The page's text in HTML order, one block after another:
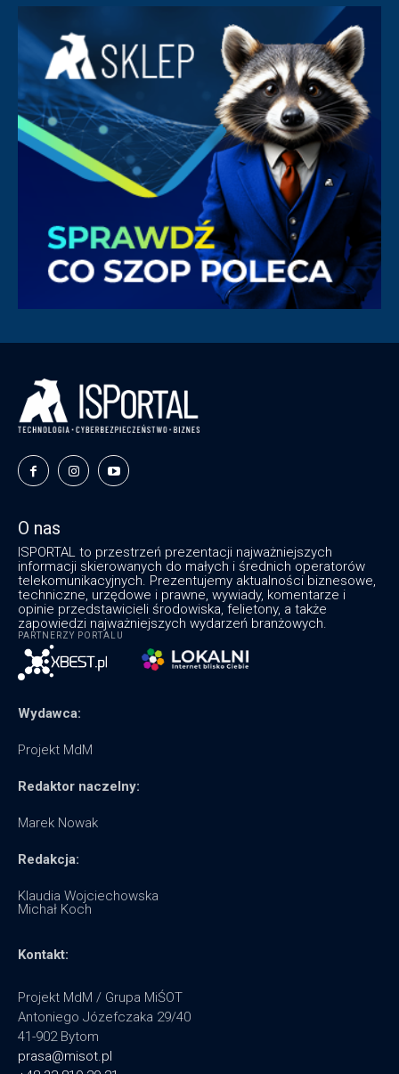
O nas
ISPORTAL to przestrzeń prezentacji najważniejszych
informacji skierowanych do małych i średnich operatorów
telekomunikacyjnych. Prezentujemy aktualności biznesowe,
techniczne, urzędowe i prawne, wywiady, komentarze i
opinie przedstawicieli środowiska, felietony, a także
zapowiedzi najważniejszych wydarzeń branżowych.
PARTNERZY PORTALU
Wydawca:
Projekt MdM
Redaktor naczelny:
Marek Nowak
Redakcja:
Klaudia Wojciechowska
Michał Koch
Kontakt:
Projekt MdM / Grupa MiŚOT
Antoniego Józefczaka 29/40
41-902 Bytom
prasa@misot.pl